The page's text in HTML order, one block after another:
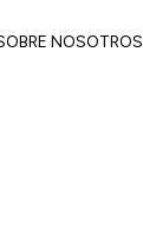
NOSOTROS